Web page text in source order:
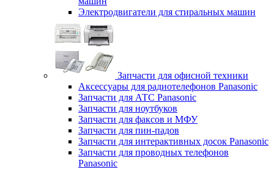
Электродвигатели для стиральных машин
Запчасти для офисной техники
Аксессуары для радиотелефонов Panasonic
Запчасти для АТС Panasonic
Запчасти для ноутбуков
Запчасти для факсов и МФУ
Запчасти для пин-падов
Запчасти для интерактивных досок Panasonic
Запчасти для проводных телефонов
Panasonic